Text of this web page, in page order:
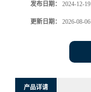
发布日期： 2024-12-19
更新日期： 2026-08-06
产品详请